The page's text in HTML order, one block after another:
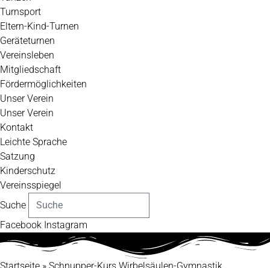
Turnsport
Eltern-Kind-Turnen
Geräteturnen
Vereinsleben
Mitgliedschaft
Fördermöglichkeiten
Unser Verein
Unser Verein
Kontakt
Leichte Sprache
Satzung
Kinderschutz
Vereinsspiegel
Suche
Facebook Instagram